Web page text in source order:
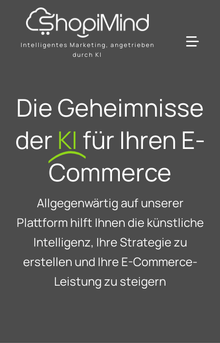
Intelligentes Marketing, angetrieben
durch KI
Ressourcen & Partner
Angebote
Die Geheimnisse
der KI für Ihren E-
Commerce
Allgegenwärtig auf unserer
Plattform hilft Ihnen die künstliche
Intelligenz, Ihre Strategie zu
erstellen und Ihre E-Commerce-
Leistung zu steigern